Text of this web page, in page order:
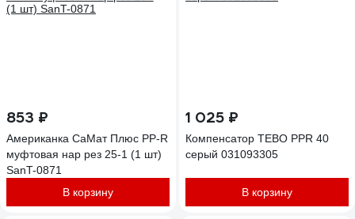
853 ₽
Американка СаМат Плюс PP-R
муфтовая нар рез 25-1 (1 шт)
SanT-0871
В корзину
1 025 ₽
Компенсатор TEBO PPR 40
серый 031093305
В корзину